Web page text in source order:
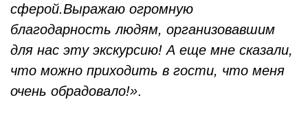
сферой.Выражаю огромную
благодарность людям, организовавшим
для нас эту экскурсию! А еще мне сказали,
что можно приходить в гости, что меня
очень обрадовало!».